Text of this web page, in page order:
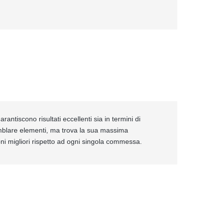
risultati eccellenti sia in termini di
elementi, ma trova la sua massima
migliori rispetto ad ogni singola commessa.